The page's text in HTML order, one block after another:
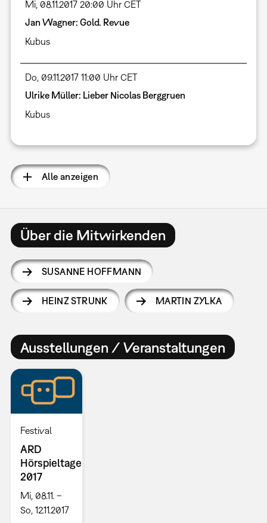
Mi, 08.11.2017 20:00 Uhr CET
Jan Wagner: Gold. Revue
Kubus
Do, 09.11.2017 11:00 Uhr CET
Ulrike Müller: Lieber Nicolas Berggruen
Kubus
Alle anzeigen
Über die Mitwirkenden
SUSANNE HOFFMANN
HEINZ STRUNK MARTIN ZYLKA
Ausstellungen / Veranstaltungen
Festival
ARD
Hörspieltage
2017
Mi, 08.11. –
So, 12.11.2017